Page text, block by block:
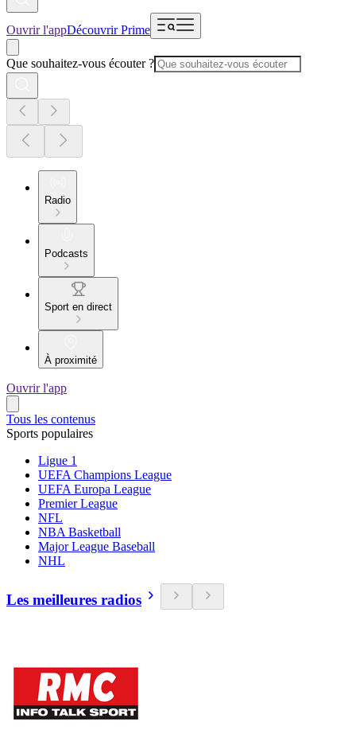
Ouvrir l'appDécouvrir Prime
Que souhaitez-vous écouter ?
Radio
Podcasts
Sport en direct
À proximité
Ouvrir l'app
Tous les contenus
Sports populaires
Ligue 1
UEFA Champions League
UEFA Europa League
Premier League
NFL
NBA Basketball
Major League Baseball
NHL
Les meilleures radios